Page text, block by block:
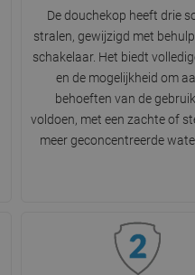
De douchekop heeft drie
stralen, gewijzigd met
schakelaar. Het biedt
en de mogelijkheid om
behoeften van de
voldoen, met een zachte of
meer geconcentreerde